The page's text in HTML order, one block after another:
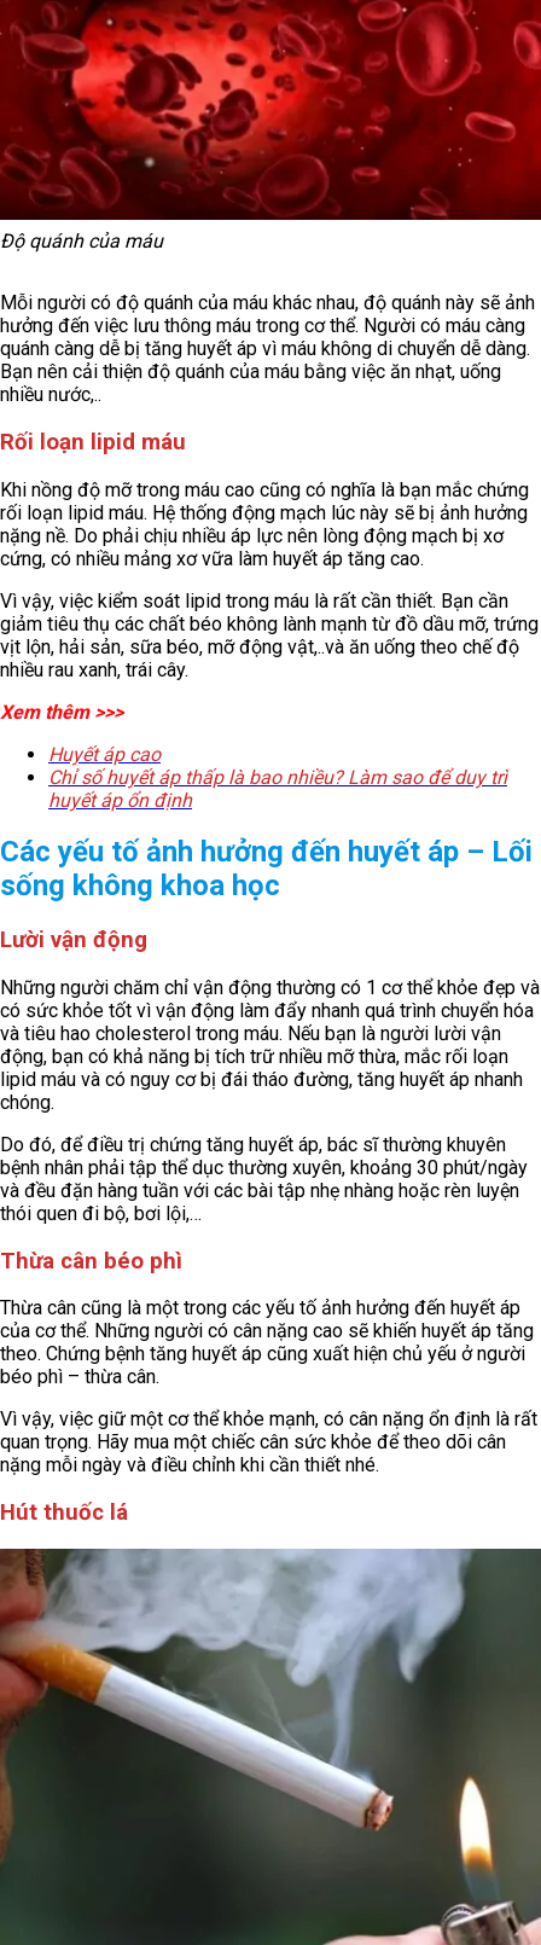
Độ quánh của máu
Mỗi người có độ quánh của máu khác nhau, độ quánh này sẽ ảnh
hưởng đến việc lưu thông máu trong cơ thể. Người có máu càng
quánh càng dễ bị tăng huyết áp vì máu không di chuyển dễ dàng.
Bạn nên cải thiện độ quánh của máu bằng việc ăn nhạt, uống
nhiều nước,..
Rối loạn lipid máu
Khi nồng độ mỡ trong máu cao cũng có nghĩa là bạn mắc chứng
rối loạn lipid máu. Hệ thống động mạch lúc này sẽ bị ảnh hưởng
nặng nề. Do phải chịu nhiều áp lực nên lòng động mạch bị xơ
cứng, có nhiều mảng xơ vữa làm huyết áp tăng cao.
Vì vậy, việc kiểm soát lipid trong máu là rất cần thiết. Bạn cần
giảm tiêu thụ các chất béo không lành mạnh từ đồ dầu mỡ, trứng
vịt lộn, hải sản, sữa béo, mỡ động vật,..và ăn uống theo chế độ
nhiều rau xanh, trái cây.
Xem thêm >>>
Huyết áp cao
Chỉ số huyết áp thấp là bao nhiều? Làm sao để duy trì
huyết áp ổn định
Các yếu tố ảnh hưởng đến huyết áp – Lối
sống không khoa học
Lười vận động
Những người chăm chỉ vận động thường có 1 cơ thể khỏe đẹp và
có sức khỏe tốt vì vận động làm đẩy nhanh quá trình chuyển hóa
và tiêu hao cholesterol trong máu. Nếu bạn là người lười vận
động, bạn có khả năng bị tích trữ nhiều mỡ thừa, mắc rối loạn
lipid máu và có nguy cơ bị đái tháo đường, tăng huyết áp nhanh
chóng.
Do đó, để điều trị chứng tăng huyết áp, bác sĩ thường khuyên
bệnh nhân phải tập thể dục thường xuyên, khoảng 30 phút/ngày
và đều đặn hàng tuần với các bài tập nhẹ nhàng hoặc rèn luyện
thói quen đi bộ, bơi lội,…
Thừa cân béo phì
Thừa cân cũng là một trong các yếu tố ảnh hưởng đến huyết áp
của cơ thể. Những người có cân nặng cao sẽ khiến huyết áp tăng
theo. Chứng bệnh tăng huyết áp cũng xuất hiện chủ yếu ở người
béo phì – thừa cân.
Vì vậy, việc giữ một cơ thể khỏe mạnh, có cân nặng ổn định là rất
quan trọng. Hãy mua một chiếc cân sức khỏe để theo dõi cân
nặng mỗi ngày và điều chỉnh khi cần thiết nhé.
Hút thuốc lá